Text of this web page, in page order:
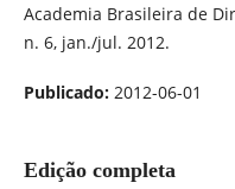
Academia Brasileira de
n. 6, jan./jul. 2012.
Publicado: 2012-06-01
Edição completa